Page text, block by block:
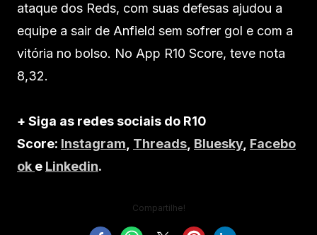
ataque dos Reds, com suas defesas ajudou a
equipe a sair de Anfield sem sofrer gol e com a
vitória no bolso. No App R10 Score, teve nota
8,32.
+ Siga as redes sociais do R10
Score: Instagram, Threads, Bluesky, Facebo
ok e Linkedin.
Compartilhe!